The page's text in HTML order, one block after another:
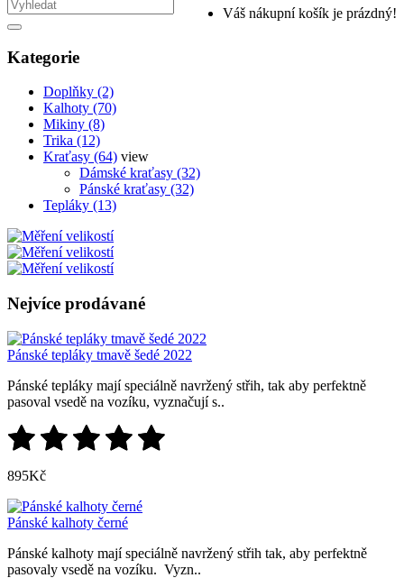
Váš nákupní košík je prázdný!
Kategorie
Doplňky (2)
Kalhoty (70)
Mikiny (8)
Trika (12)
Kraťasy (64) view
Dámské kraťasy (32)
Pánské kraťasy (32)
Tepláky (13)
Nejvíce prodávané
Pánské tepláky tmavě šedé 2022
Pánské tepláky mají speciálně navržený střih, tak aby perfektně
pasoval vsedě na vozíku, vyznačují s..
895Kč
Pánské kalhoty černé
Pánské kalhoty mají speciálně navržený střih tak, aby perfektně
pasovaly vsedě na vozíku. Vyzn..